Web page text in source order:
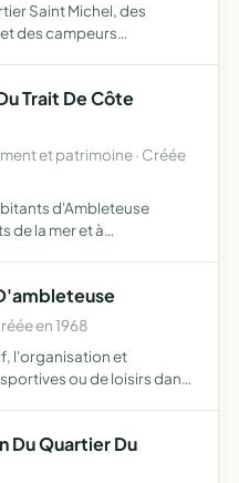
Saint Michel, des
des campeurs
Trait De Côte
et patrimoine · Créée
d'Ambleteuse
de la mer et à
en 1968
l'organisation et
ou de loisirs dans
Du Quartier Du